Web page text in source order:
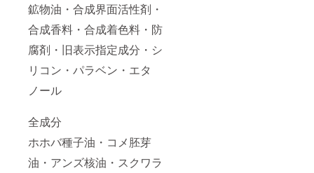
鉱物油・合成界面活性剤・
合成香料・合成着色料・防
腐剤・旧表示指定成分・シ
リコン・パラベン・エタ
ノール
全成分
ホホバ種子油・コメ胚芽
油・アンズ核油・スクワラ